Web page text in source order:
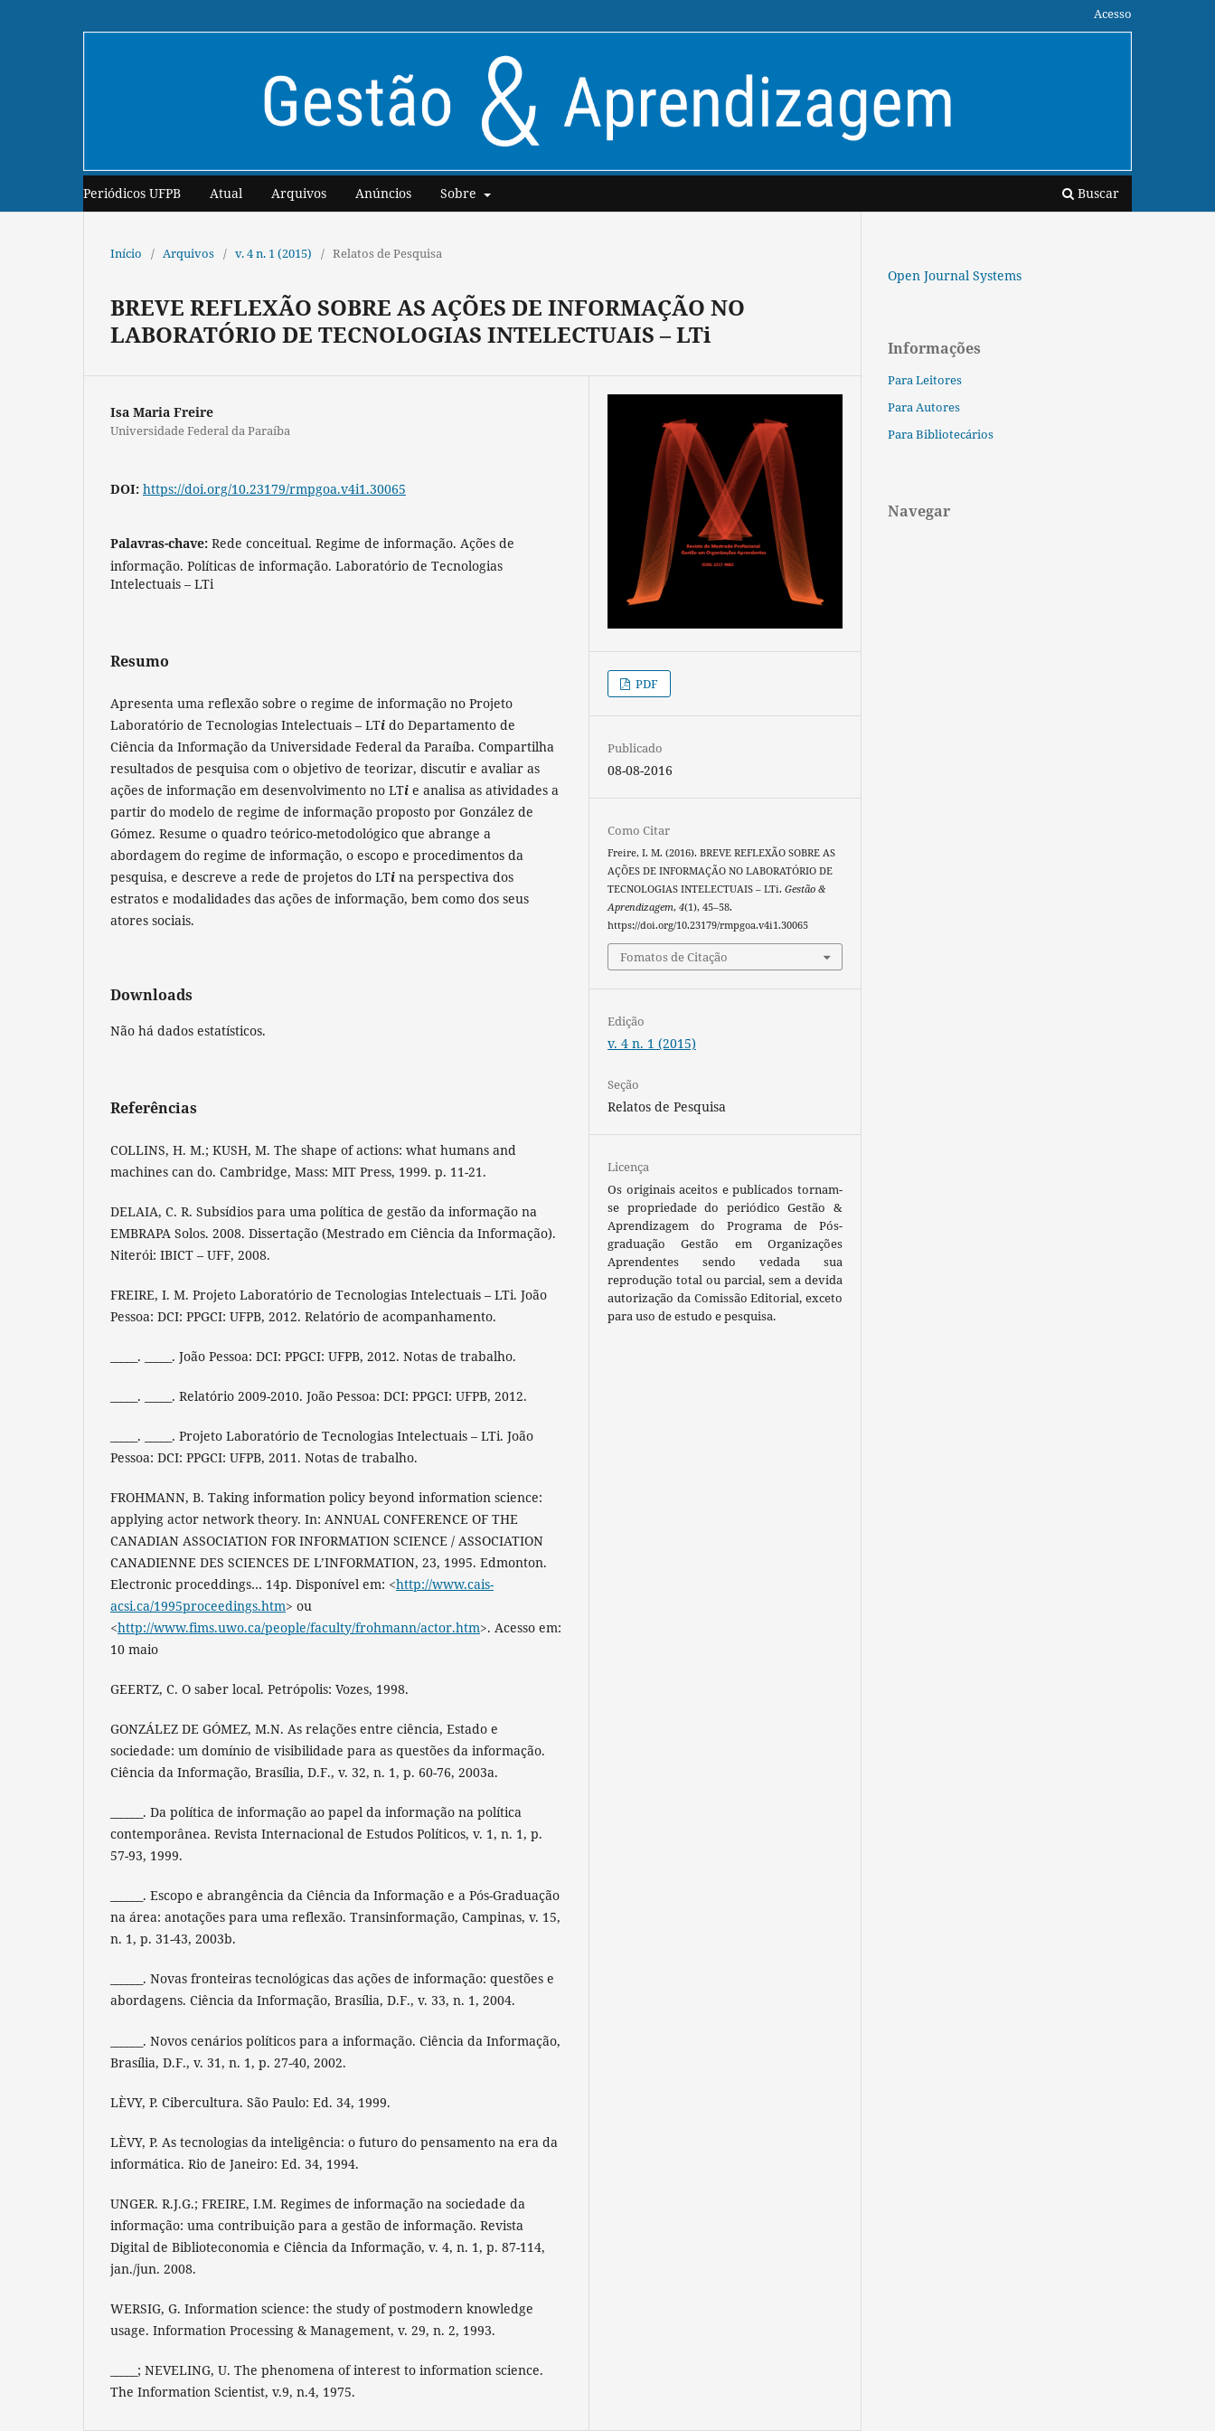
Periódicos UFPB Atual Arquivos Anúncios Sobre Buscar
Acesso
Início / Arquivos / v. 4 n. 1 (2015) / Relatos de Pesquisa
BREVE REFLEXÃO SOBRE AS AÇÕES DE INFORMAÇÃO NO
LABORATÓRIO DE TECNOLOGIAS INTELECTUAIS – LTi
Isa Maria Freire
Universidade Federal da Paraíba
DOI: https://doi.org/10.23179/rmpgoa.v4i1.30065
Palavras-chave: Rede conceitual. Regime de informação. Ações de
informação. Políticas de informação. Laboratório de Tecnologias
Intelectuais – LTi
Resumo
Apresenta uma reflexão sobre o regime de informação no Projeto
Laboratório de Tecnologias Intelectuais – LTi do Departamento de
Ciência da Informação da Universidade Federal da Paraíba. Compartilha
resultados de pesquisa com o objetivo de teorizar, discutir e avaliar as
ações de informação em desenvolvimento no LTi e analisa as atividades a
partir do modelo de regime de informação proposto por González de
Gómez. Resume o quadro teórico-metodológico que abrange a
abordagem do regime de informação, o escopo e procedimentos da
pesquisa, e descreve a rede de projetos do LTi na perspectiva dos
estratos e modalidades das ações de informação, bem como dos seus
atores sociais.
Downloads
Não há dados estatísticos.
Referências
COLLINS, H. M.; KUSH, M. The shape of actions: what humans and
machines can do. Cambridge, Mass: MIT Press, 1999. p. 11-21.
DELAIA, C. R. Subsídios para uma política de gestão da informação na
EMBRAPA Solos. 2008. Dissertação (Mestrado em Ciência da Informação).
Niterói: IBICT – UFF, 2008.
FREIRE, I. M. Projeto Laboratório de Tecnologias Intelectuais – LTi. João
Pessoa: DCI: PPGCI: UFPB, 2012. Relatório de acompanhamento.
_____. _____. João Pessoa: DCI: PPGCI: UFPB, 2012. Notas de trabalho.
_____. _____. Relatório 2009-2010. João Pessoa: DCI: PPGCI: UFPB, 2012.
_____. _____. Projeto Laboratório de Tecnologias Intelectuais – LTi. João
Pessoa: DCI: PPGCI: UFPB, 2011. Notas de trabalho.
FROHMANN, B. Taking information policy beyond information science:
applying actor network theory. In: ANNUAL CONFERENCE OF THE
CANADIAN ASSOCIATION FOR INFORMATION SCIENCE / ASSOCIATION
CANADIENNE DES SCIENCES DE L’INFORMATION, 23, 1995. Edmonton.
Electronic proceddings… 14p. Disponível em: <http://www.cais-
acsi.ca/1995proceedings.htm> ou
<http://www.fims.uwo.ca/people/faculty/frohmann/actor.htm>. Acesso em:
10 maio
GEERTZ, C. O saber local. Petrópolis: Vozes, 1998.
GONZÁLEZ DE GÓMEZ, M.N. As relações entre ciência, Estado e
sociedade: um domínio de visibilidade para as questões da informação.
Ciência da Informação, Brasília, D.F., v. 32, n. 1, p. 60-76, 2003a.
______. Da política de informação ao papel da informação na política
contemporânea. Revista Internacional de Estudos Políticos, v. 1, n. 1, p.
57-93, 1999.
______. Escopo e abrangência da Ciência da Informação e a Pós-Graduação
na área: anotações para uma reflexão. Transinformação, Campinas, v. 15,
n. 1, p. 31-43, 2003b.
______. Novas fronteiras tecnológicas das ações de informação: questões e
abordagens. Ciência da Informação, Brasília, D.F., v. 33, n. 1, 2004.
______. Novos cenários políticos para a informação. Ciência da Informação,
Brasília, D.F., v. 31, n. 1, p. 27-40, 2002.
LÈVY, P. Cibercultura. São Paulo: Ed. 34, 1999.
LÈVY, P. As tecnologias da inteligência: o futuro do pensamento na era da
informática. Rio de Janeiro: Ed. 34, 1994.
UNGER. R.J.G.; FREIRE, I.M. Regimes de informação na sociedade da
informação: uma contribuição para a gestão de informação. Revista
Digital de Biblioteconomia e Ciência da Informação, v. 4, n. 1, p. 87-114,
jan./jun. 2008.
WERSIG, G. Information science: the study of postmodern knowledge
usage. Information Processing & Management, v. 29, n. 2, 1993.
_____; NEVELING, U. The phenomena of interest to information science.
The Information Scientist, v.9, n.4, 1975.
PDF
Publicado
08-08-2016
Como Citar
Freire, I. M. (2016). BREVE REFLEXÃO SOBRE AS
AÇÕES DE INFORMAÇÃO NO LABORATÓRIO DE
TECNOLOGIAS INTELECTUAIS – LTi.Gestão &
Aprendizagem,4(1), 45–58.
https://doi.org/10.23179/rmpgoa.v4i1.30065
Fomatos de Citação
Edição
v. 4 n. 1 (2015)
Seção
Relatos de Pesquisa
Licença
Os originais aceitos e publicados tornam-
se propriedade do periódico Gestão &
Aprendizagem do Programa de Pós-
graduação Gestão em Organizações
Aprendentes sendo vedada sua
reprodução total ou parcial, sem a devida
autorização da Comissão Editorial, exceto
para uso de estudo e pesquisa.
Open Journal Systems
Informações
Para Leitores
Para Autores
Para Bibliotecários
Navegar